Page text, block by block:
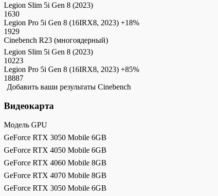
Legion Slim 5i Gen 8 (2023)
1630
Legion Pro 5i Gen 8 (16IRX8, 2023) +18%
1929
Cinebench R23 (многоядерный)
Legion Slim 5i Gen 8 (2023)
10223
Legion Pro 5i Gen 8 (16IRX8, 2023) +85%
18887
Добавить ваши результаты Cinebench
Видеокарта
Модель GPU
GeForce RTX 3050 Mobile 6GB
GeForce RTX 4050 Mobile 6GB
GeForce RTX 4060 Mobile 8GB
GeForce RTX 4070 Mobile 8GB
GeForce RTX 3050 Mobile 6GB